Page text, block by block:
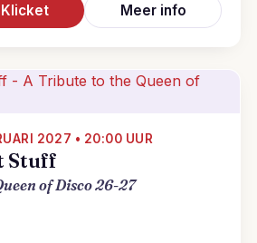
Meer info
2027 • 20:00 UUR
Stuff
of Disco 26-27